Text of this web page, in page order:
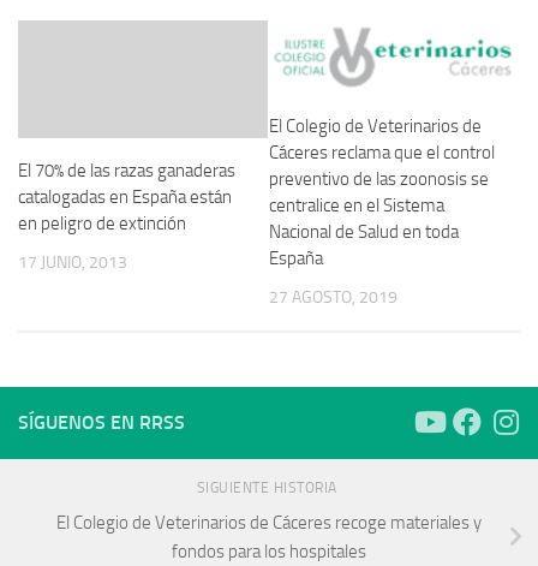
El 70% de las razas ganaderas
catalogadas en España están
en peligro de extinción
17 JUNIO, 2013
El Colegio de Veterinarios de
Cáceres reclama que el control
preventivo de las zoonosis se
centralice en el Sistema
Nacional de Salud en toda
España
27 AGOSTO, 2019
SÍGUENOS EN RRSS
SIGUIENTE HISTORIA
El Colegio de Veterinarios de Cáceres recoge materiales y
fondos para los hospitales